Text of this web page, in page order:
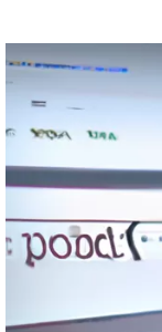
3. A/B测试
关键字的竞争和
1. 竞争对手分
关键字的未来发
2. 语义搜索
3. 移动搜索